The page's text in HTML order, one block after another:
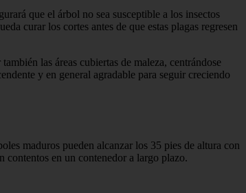
que el árbol no sea susceptible a los insectos
curar los cortes antes de que estas plagas regresen
las áreas cubiertas de maleza, centrándose
y en general agradable para seguir creciendo
maduros pueden alcanzar los 35 pies de altura con
contentos en un contenedor a largo plazo.